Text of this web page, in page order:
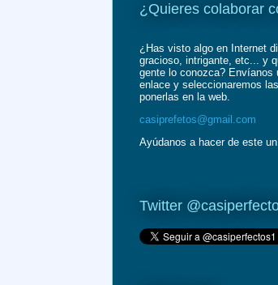
¿Quieres colaborar
¿Has visto algo en Internet
gracioso, intrigante, etc... y
gente lo conozca? Envíanos
enlace y seleccionaremos
ponerlas en la web.
casiprefetos@gmail.com
Ayúdanos a hacer de este
Twitter